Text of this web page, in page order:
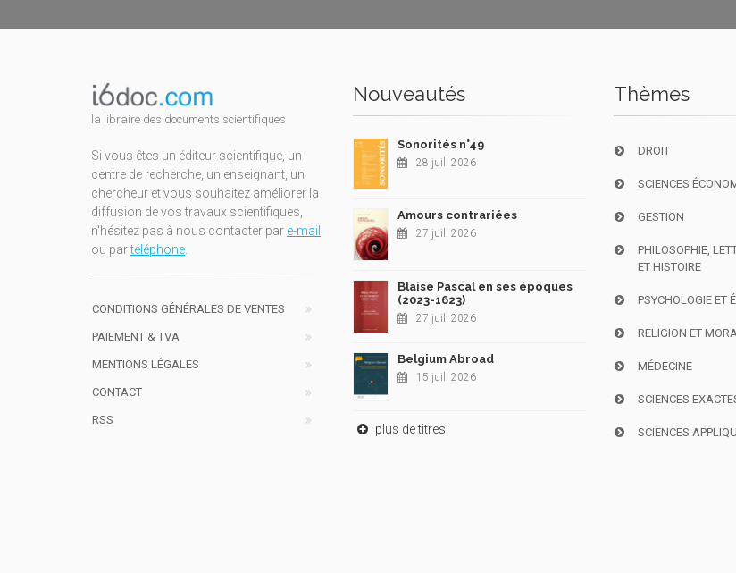
la libraire des documents scientifiques
Si vous êtes un éditeur scientifique, un
centre de recherche, un enseignant, un
chercheur et vous souhaitez améliorer la
diffusion de vos travaux scientifiques,
n'hésitez pas à nous contacter par e-mail
ou partéléphone.
CONDITIONS GÉNÉRALES DE VENTES
PAIEMENT & TVA
MENTIONS LÉGALES
CONTACT
RSS
Nouveautés
Sonorités n°49
28 juil. 2026
Amours contrariées
27 juil. 2026
Blaise Pascal en ses époques
(2023-1623)
27 juil. 2026
Belgium Abroad
15 juil. 2026
plus de titres
Thèmes
DROIT
SCIENCES
GESTION
PHILOSOPHIE,
ET HISTOIRE
PSYCHOLOGIE ET
RELIGION ET
MÉDECINE
SCIENCES
SCIENCES